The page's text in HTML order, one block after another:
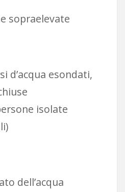
sopraelevate
d’acqua esondati,
isolate
dell’acqua